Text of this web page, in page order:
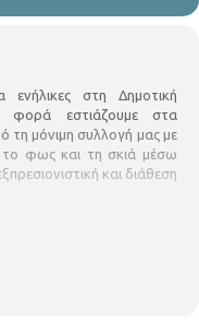
ενήλικες στη Δημοτική
φορά εστιάζουμε στα
τη μόνιμη συλλογή μας με
το φως και τη σκιά μέσω
και διάθεση
μπορούν να
προσφερόμενα